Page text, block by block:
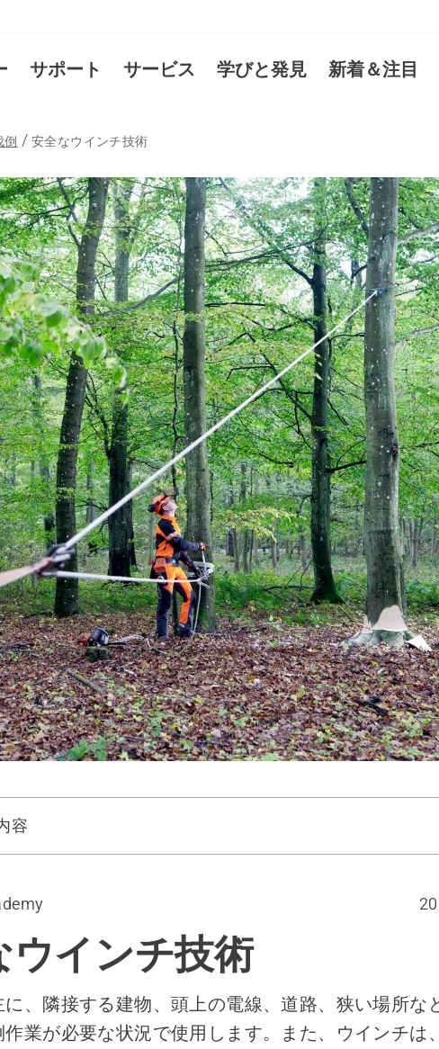
サポート サービス 学びと発見 新着＆注目
安全なウインチ技術
容
なウインチ用機器
ウインチ技術
、隣接する建物、頭上の電線、道路、狭い場所な
業が必要な状況で使用します。また、ウインチは